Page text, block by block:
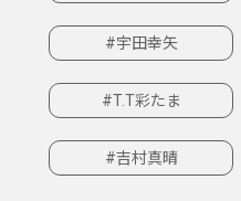
#宇田幸矢
#T.T彩たま
#吉村真晴